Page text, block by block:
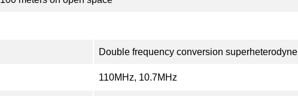
Double frequency conversion superheterodyne
110MHz, 10.7MHz